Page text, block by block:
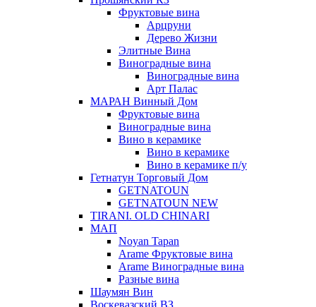
Фруктовые вина
Арцруни
Дерево Жизни
Элитные Вина
Виноградные вина
Виноградные вина
Арт Палас
МАРАН Винный Дом
Фруктовые вина
Виноградные вина
Вино в керамике
Вино в керамике
Вино в керамике п/у
Гетнатун Торговый Дом
GETNATOUN
GETNATOUN NEW
TIRANI. OLD CHINARI
МАП
Noyan Tapan
Arame Фруктовые вина
Arame Виноградные вина
Разные вина
Шаумян Вин
Воскевазский ВЗ